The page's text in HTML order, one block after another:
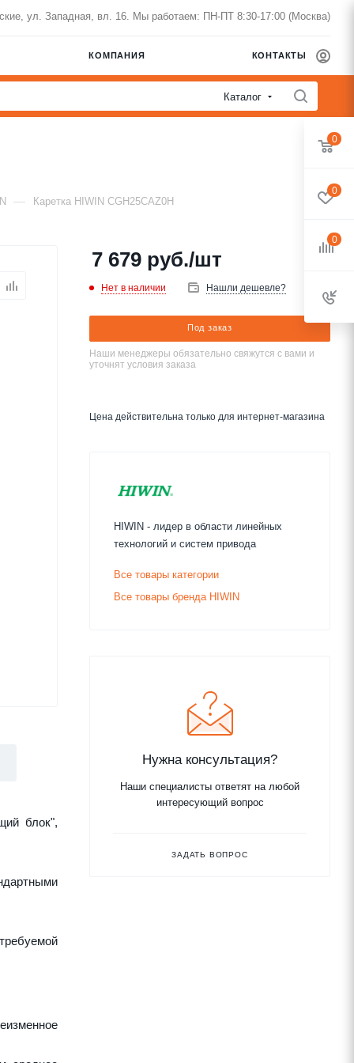
ул. Западная, вл. 16. Мы работаем: ПН-ПТ 8:30-17:00 (Москва)
КОМПАНИЯ КОНТАКТЫ
Каталог
— Каретка HIWIN CGH25CAZ0H
блок",
7 679 руб./шт
Нет в наличии Нашли дешевле?
Под заказ
Наши менеджеры обязательно свяжутся с вами и
уточнят условия заказа
Цена действительна только для интернет-магазина
HIWIN - лидер в области линейных
технологий и систем привода
Все товары категории
Все товары бренда HIWIN
Нужна консультация?
Наши специалисты ответят на любой
интересующий вопрос
ЗАДАТЬ ВОПРОС
0
0
0